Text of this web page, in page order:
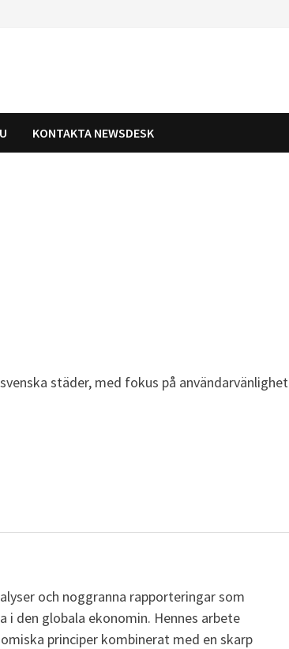
KONTAKTA NEWSDESK
städer, med fokus på användarvänlighet
och noggranna rapporteringar som
den globala ekonomin. Hennes arbete
principer kombinerat med en skarp